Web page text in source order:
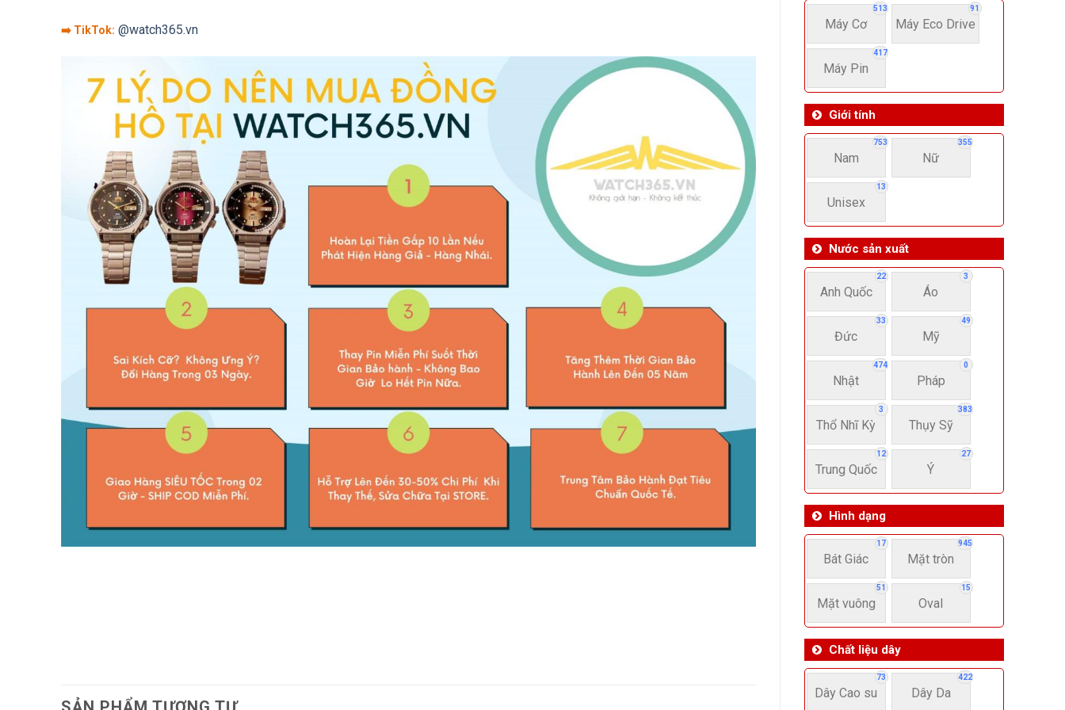
513
Máy Cơ
91
Máy Eco Drive
417
Máy Pin
Giới tính
753
Nam
355
Nữ
13
Unisex
Nước sản xuất
22
Anh Quốc
3
Áo
33
Đức
49
Mỹ
474
Nhật
0
Pháp
3
Thổ Nhĩ Kỳ
383
Thụy Sỹ
12
Trung Quốc
27
Ý
Hình dạng
17
Bát Giác
945
Mặt tròn
51
Mặt vuông
15
Oval
Chất liệu dây
73
Dây Cao su
422
Dây Da
➡️ TikTok: @watch365.vn